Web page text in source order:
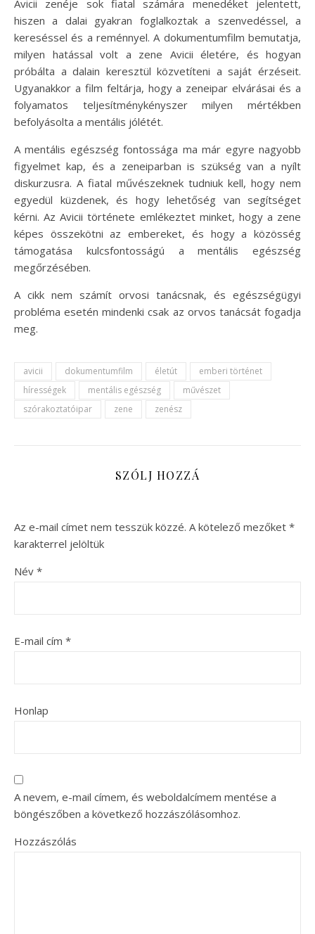
Avicii zenéje sok fiatal számára menedéket jelentett,
hiszen a dalai gyakran foglalkoztak a szenvedéssel, a
kereséssel és a reménnyel. A dokumentumfilm bemutatja,
milyen hatással volt a zene Avicii életére, és hogyan
próbálta a dalain keresztül közvetíteni a saját érzéseit.
Ugyanakkor a film feltárja, hogy a zeneipar elvárásai és a
folyamatos teljesítménykényszer milyen mértékben
befolyásolta a mentális jólétét.
A mentális egészség fontossága ma már egyre nagyobb
figyelmet kap, és a zeneiparban is szükség van a nyílt
diskurzusra. A fiatal művészeknek tudniuk kell, hogy nem
egyedül küzdenek, és hogy lehetőség van segítséget
kérni. Az Avicii története emlékeztet minket, hogy a zene
képes összekötni az embereket, és hogy a közösség
támogatása kulcsfontosságú a mentális egészség
megőrzésében.
A cikk nem számít orvosi tanácsnak, és egészségügyi
probléma esetén mindenki csak az orvos tanácsát fogadja
meg.
avicii dokumentumfilm életút
emberi történet
hírességek
mentális egészség
művészet
szórakoztatóipar
zene zenész
SZÓLJ HOZZÁ
Az e-mail címet nem tesszük közzé. A kötelező mezőket *
karakterrel jelöltük
Név *
E-mail cím *
Honlap
A nevem, e-mail címem, és weboldalcímem mentése a
böngészőben a következő hozzászólásomhoz.
Hozzászólás